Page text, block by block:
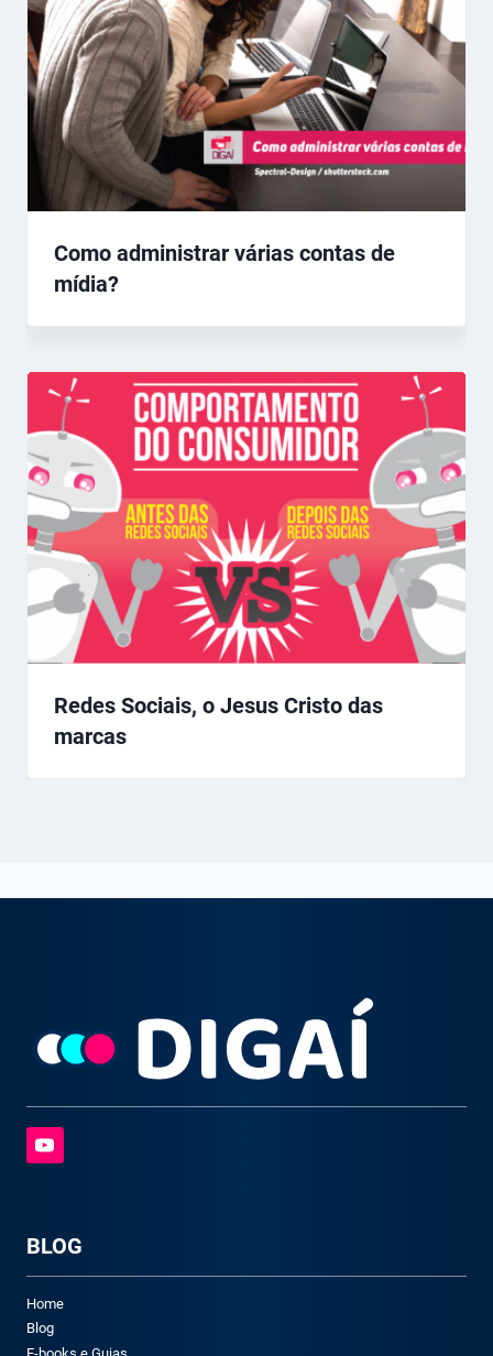
Como administrar várias contas de
mídia?
Redes Sociais, o Jesus Cristo das
marcas
BLOG
Home
Blog